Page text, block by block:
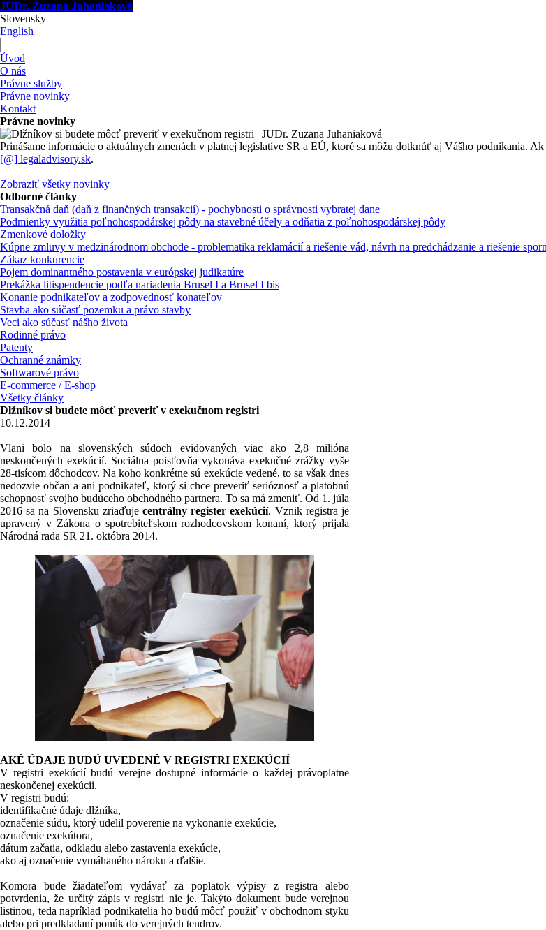
JUDr. Zuzana Juhaniaková
Slovensky
English
Úvod
O nás
Právne služby
Právne novinky
Kontakt
Právne novinky
Prinášame informácie o aktuálnych zmenách v platnej legislatíve SR a EÚ, ktoré sa môžu dotknúť aj Vášho podnikania.
[@] legaladvisory.sk.
Zobraziť všetky novinky
Odborné články
Transakčná daň (daň z finančných transakcií) - pochybnosti o správnosti vybratej dane
Podmienky využitia poľnohospodárskej pôdy na stavebné účely a odňatia z poľnohospodárskej pôdy
Zmenkové doložky
Kúpne zmluvy v medzinárodnom obchode - problematika reklamácií a riešenie vád, návrh na predchádzanie a riešenie
Zákaz konkurencie
Pojem dominantného postavenia v európskej judikatúre
Prekážka litispendencie podľa nariadenia Brusel I a Brusel I bis
Konanie podnikateľov a zodpovednosť konateľov
Stavba ako súčasť pozemku a právo stavby
Veci ako súčasť nášho života
Rodinné právo
Patenty
Ochranné známky
Softwarové právo
E-commerce / E-shop
Všetky články
Dlžníkov si budete môcť preveriť v exekučnom registri
10.12.2014
Vlani bolo na slovenských súdoch evidovaných viac ako 2,8 milióna
neskončených exekúcií. Sociálna poisťovňa vykonáva exekučné zrážky vyše
28-tisícom dôchodcov. Na koho konkrétne sú exekúcie vedené, to sa však dnes
nedozvie občan a ani podnikateľ, ktorý si chce preveriť serióznosť a platobnú
schopnosť svojho budúceho obchodného partnera. To sa má zmeniť. Od 1. júla
2016 sa na Slovensku zriaďuje centrálny register exekúcií. Vznik registra je
upravený v Zákona o spotrebiteľskom rozhodcovskom konaní, ktorý prijala
Národná rada SR 21. októbra 2014.
AKÉ ÚDAJE BUDÚ UVEDENÉ V REGISTRI EXEKÚCIÍ
V registri exekúcií budú verejne dostupné informácie o každej právoplatne
neskončenej exekúcii.
V registri budú:
identifikačné údaje dlžníka,
označenie súdu, ktorý udelil poverenie na vykonanie exekúcie,
označenie exekútora,
dátum začatia, odkladu alebo zastavenia exekúcie,
ako aj označenie vymáhaného nároku a ďalšie.
Komora bude žiadateľom vydávať za poplatok výpisy z registra alebo
potvrdenia, že určitý zápis v registri nie je. Takýto dokument bude verejnou
listinou, teda napríklad podnikatelia ho budú môcť použiť v obchodnom styku
alebo pri predkladaní ponúk do verejných tendrov.